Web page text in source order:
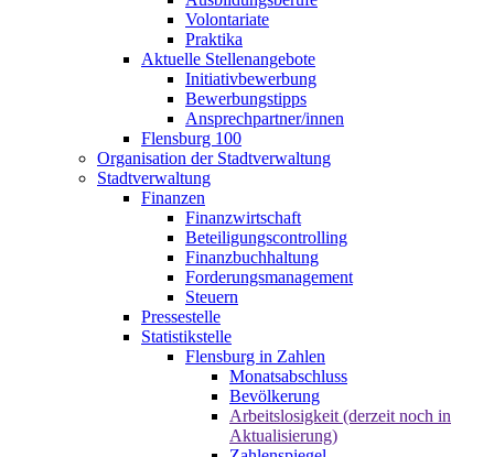
Volontariate
Praktika
Aktuelle Stellenangebote
Initiativbewerbung
Bewerbungstipps
Ansprechpartner/innen
Flensburg 100
Organisation der Stadtverwaltung
Stadtverwaltung
Finanzen
Finanzwirtschaft
Beteiligungscontrolling
Finanzbuchhaltung
Forderungsmanagement
Steuern
Pressestelle
Statistikstelle
Flensburg in Zahlen
Monatsabschluss
Bevölkerung
Arbeitslosigkeit (derzeit noch in
Aktualisierung)